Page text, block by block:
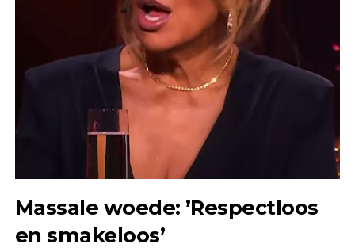
Massale woede: ’Respectloos
en smakeloos’